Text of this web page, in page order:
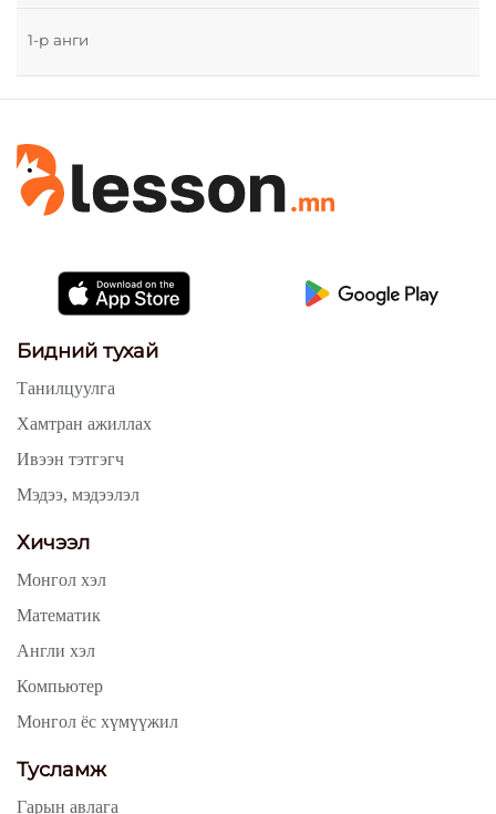
1-р анги
Бидний тухай
Танилцуулга
Хамтран ажиллах
Ивээн тэтгэгч
Мэдээ, мэдээлэл
Хичээл
Монгол хэл
Математик
Англи хэл
Компьютер
Монгол ёс хүмүүжил
Тусламж
Гарын авлага